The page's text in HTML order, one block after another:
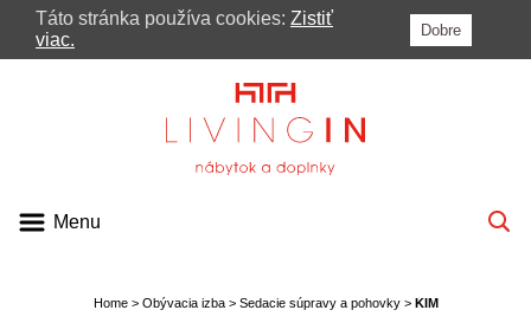
Menu
MENU
BLOG
Home> Obývacia izba> Sedacie súpravy a pohovky> KIM
Táto stránka používa cookies: Zistiť
viac.
Dobre